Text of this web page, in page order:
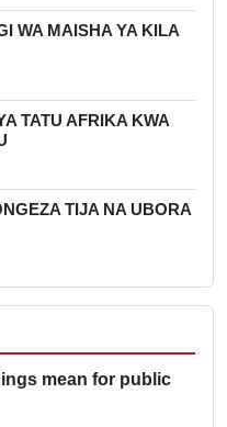
WA MAISHA YA KILA
TATU AFRIKA KWA
TIJA NA UBORA
mean for public